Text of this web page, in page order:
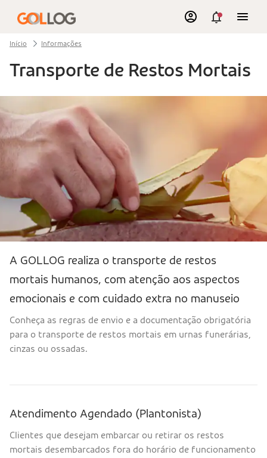
Início Informações
Transporte de Restos Mortais
A GOLLOG realiza o transporte de restos
mortais humanos, com atenção aos aspectos
emocionais e com cuidado extra no manuseio
Conheça as regras de envio e a documentação obrigatória
para o transporte de restos mortais em urnas funerárias,
cinzas ou ossadas.
Atendimento Agendado (Plantonista)
Clientes que desejam embarcar ou retirar os restos
mortais desembarcados fora do horário de funcionamento